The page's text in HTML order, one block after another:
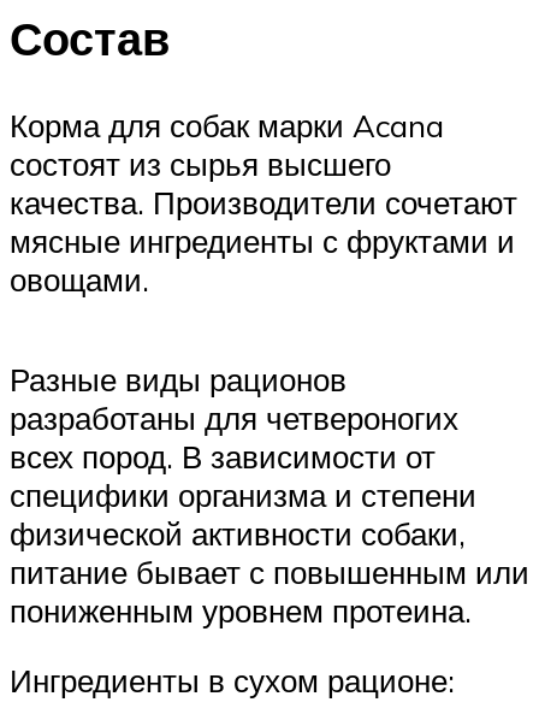
Состав
Корма для собак марки Acana
состоят из сырья высшего
качества. Производители сочетают
мясные ингредиенты с фруктами и
овощами.
Разные виды рационов
разработаны для четвероногих
всех пород. В зависимости от
специфики организма и степени
физической активности собаки,
питание бывает с повышенным или
пониженным уровнем протеина.
Ингредиенты в сухом рационе: